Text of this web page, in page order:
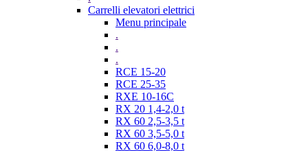
Carrelli elevatori elettrici
Menu principale
.
.
.
RCE 15-20
RCE 25-35
RXE 10-16C
RX 20 1,4-2,0 t
RX 60 2,5-3,5 t
RX 60 3,5-5,0 t
RX 60 6,0-8,0 t